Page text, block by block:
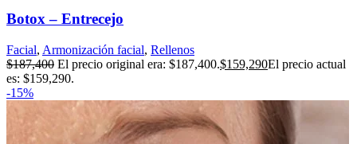
Botox – Entrecejo
Facial, Armonización facial, Rellenos
$187,400 El precio original era: $187,400.$159,290El precio actual
es: $159,290.
-15%